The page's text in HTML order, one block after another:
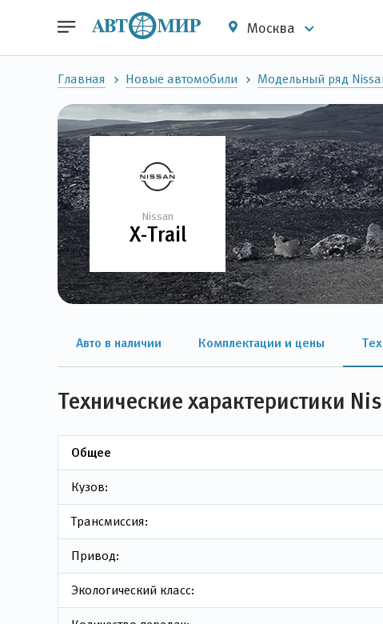
Москва
Главная Новые автомобили Модельный ряд
Nissan
X-Trail
Авто в наличии Комплектации и цены
Технические характеристики
Общее
Кузов:
Трансмиссия:
Привод:
Экологический класс: